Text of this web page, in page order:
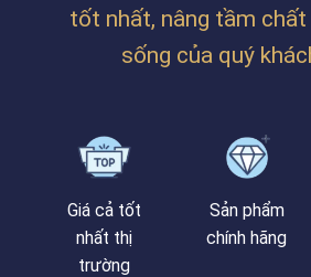
BÁ
VÀNH
tốt nhất, nâng tầm
sống của quý
Giá cả tốt
nhất thị
trường
Sản phẩm
chính hãng